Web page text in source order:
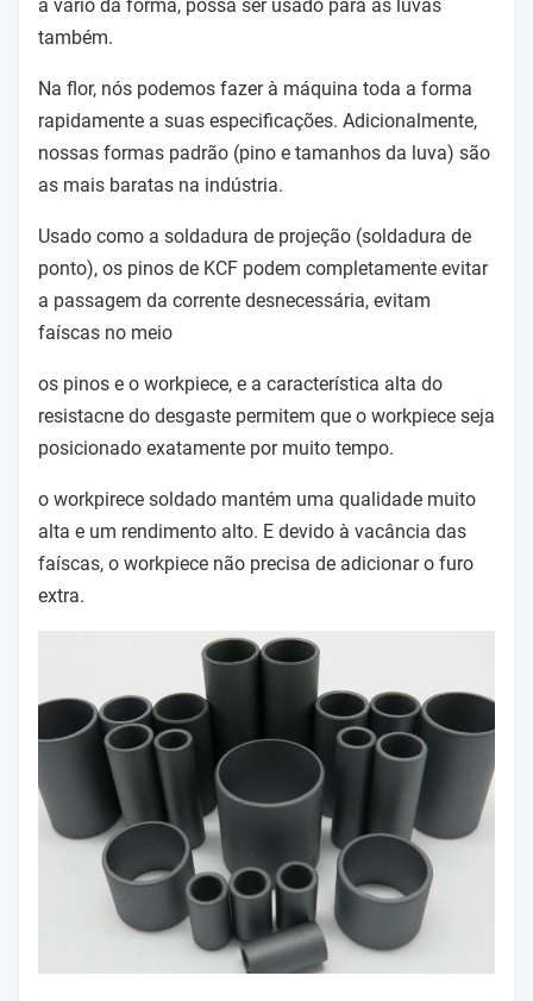
a vário da forma, possa ser usado para as luvas
também.
Na flor, nós podemos fazer à máquina toda a forma
rapidamente a suas especificações. Adicionalmente,
nossas formas padrão (pino e tamanhos da luva) são
as mais baratas na indústria.
Usado como a soldadura de projeção (soldadura de
ponto), os pinos de KCF podem completamente evitar
a passagem da corrente desnecessária, evitam
faíscas no meio
os pinos e o workpiece, e a característica alta do
resistacne do desgaste permitem que o workpiece seja
posicionado exatamente por muito tempo.
o workpirece soldado mantém uma qualidade muito
alta e um rendimento alto. E devido à vacância das
faíscas, o workpiece não precisa de adicionar o furo
extra.